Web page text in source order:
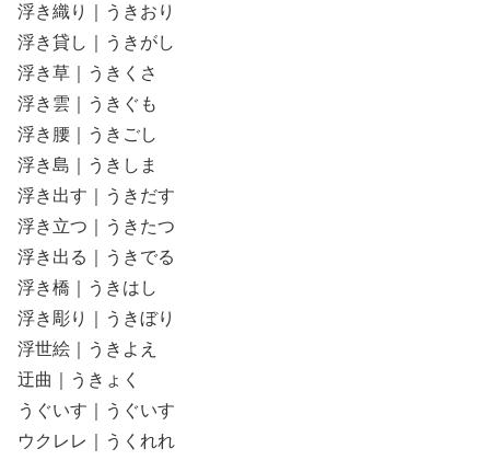
浮き織り｜うきおり
浮き貸し｜うきがし
浮き草｜うきくさ
浮き雲｜うきぐも
浮き腰｜うきごし
浮き島｜うきしま
浮き出す｜うきだす
浮き立つ｜うきたつ
浮き出る｜うきでる
浮き橋｜うきはし
浮き彫り｜うきぼり
浮世絵｜うきよえ
迂曲｜うきょく
うぐいす｜うぐいす
ウクレレ｜うくれれ